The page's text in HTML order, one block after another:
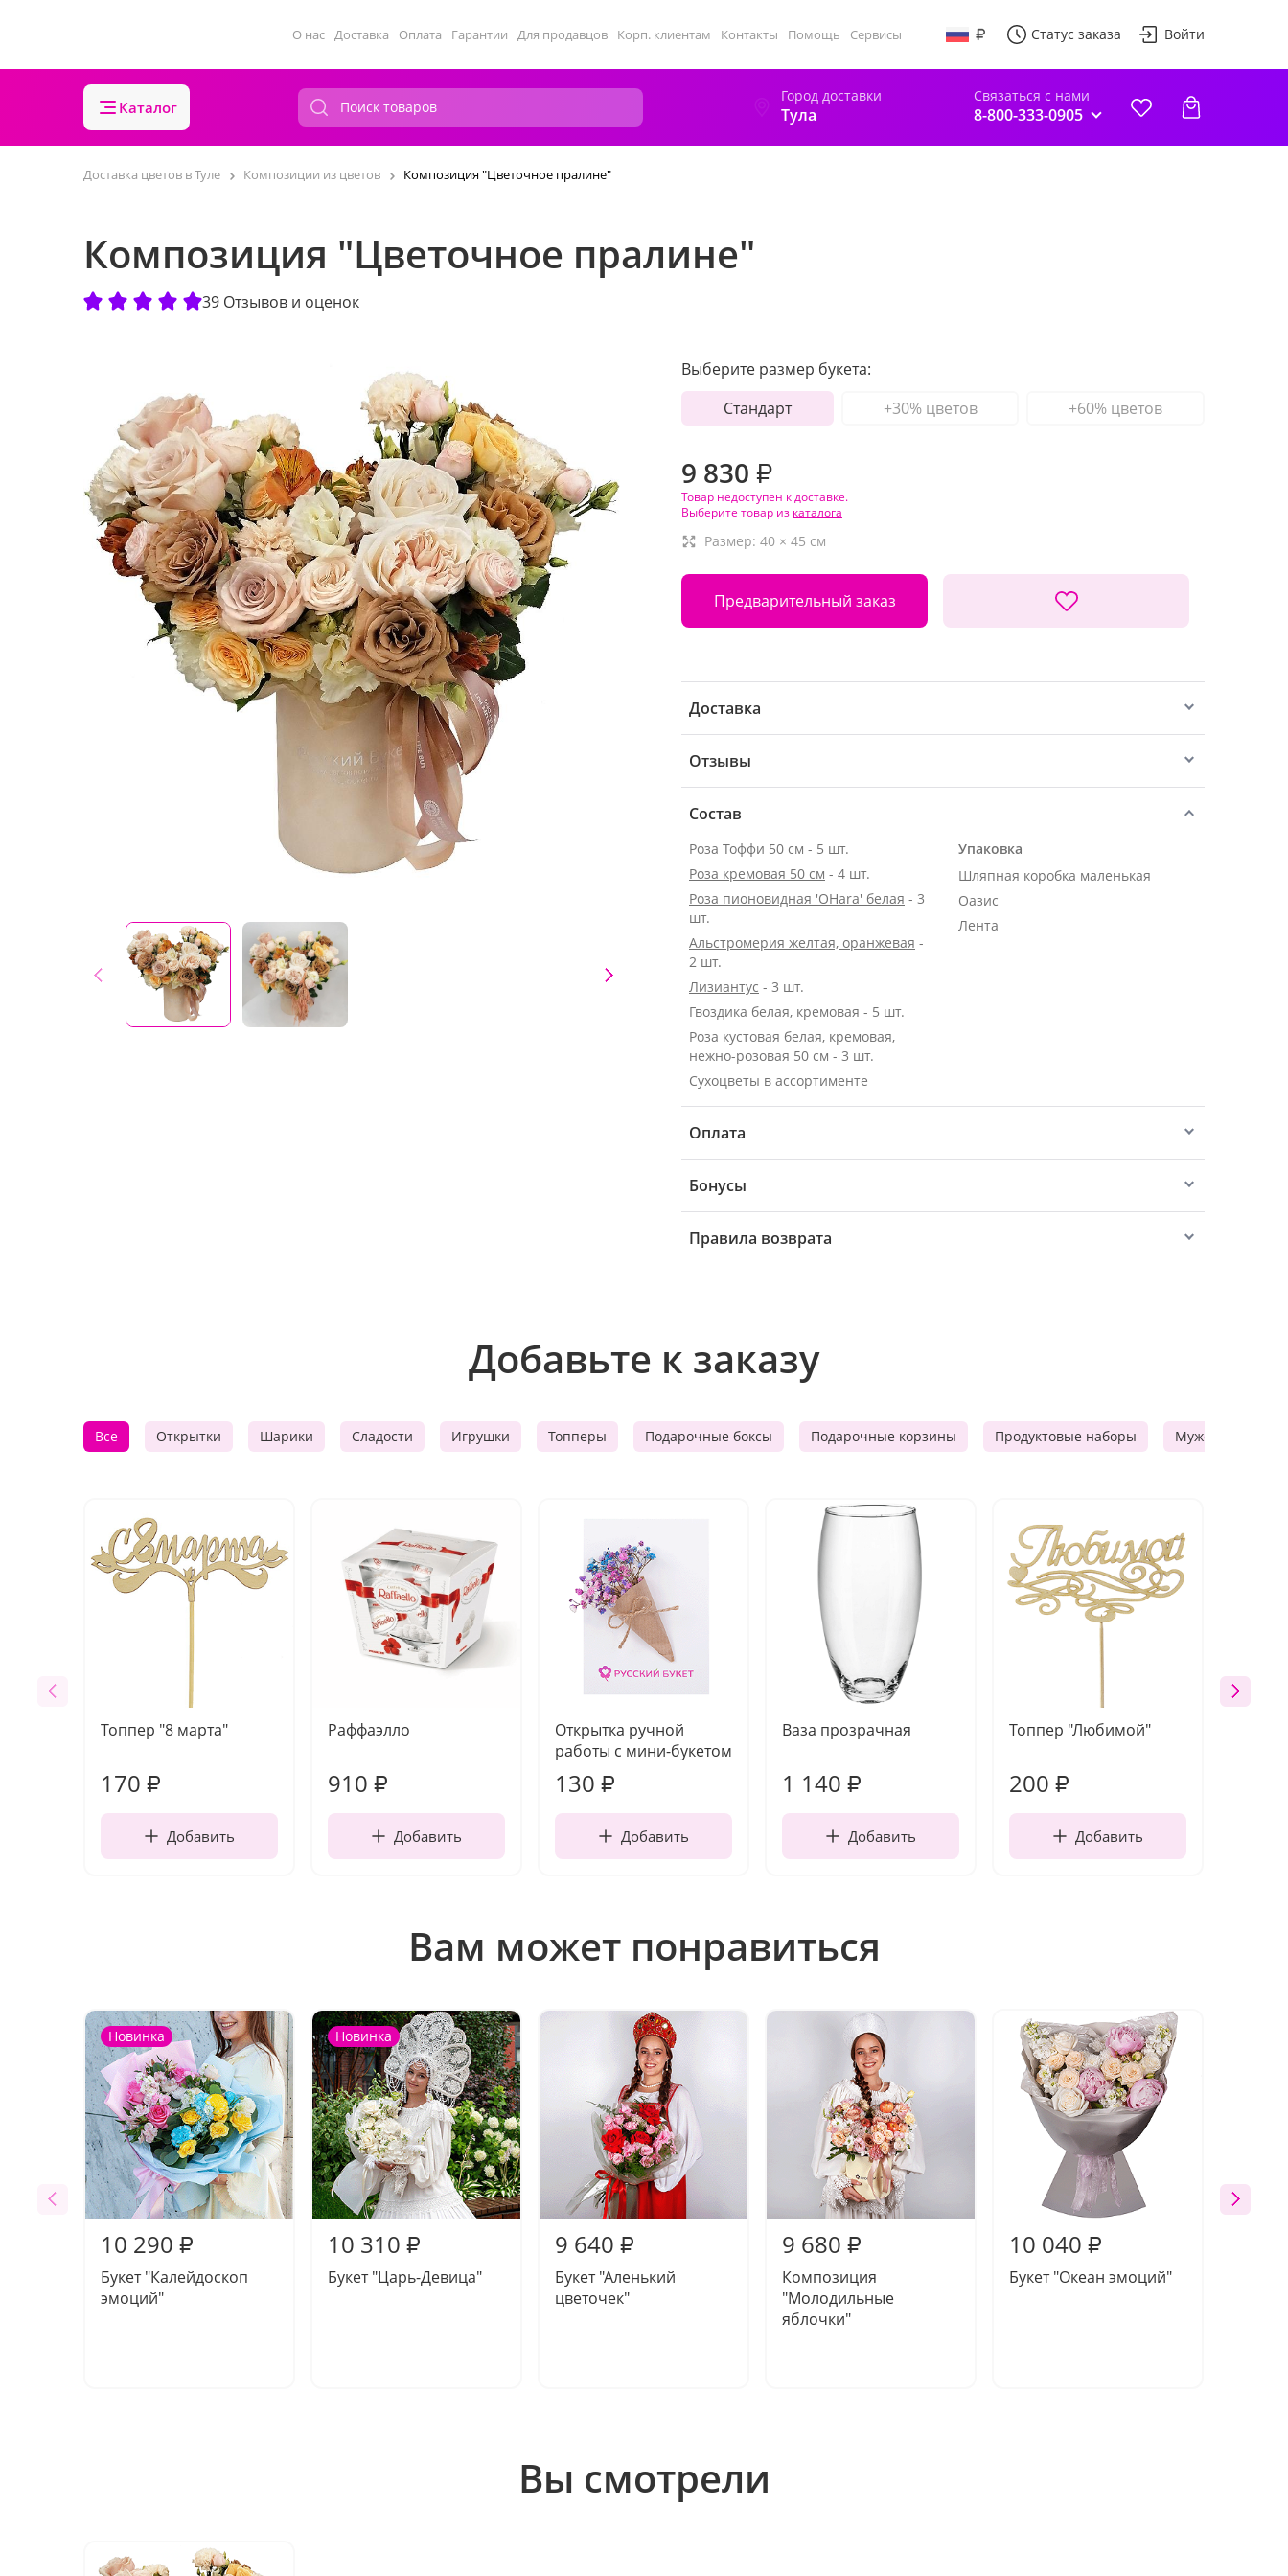
О нас Доставка Оплата Гарантии Для продавцов Корп. клиентам Контакты Помощь Сервисы Статус заказа Войти
Каталог
Город доставки
Тула
Связаться с нами
8-800-333-0905
Доставка цветов в Туле Композиции из цветов Композиция "Цветочное пралине"
Композиция "Цветочное пралине"
39 Отзывов и оценок
Выберите размер букета:
Стандарт
+30% цветов +60% цветов
9 830 ₽
Товар недоступен к доставке.
Выберите товар из каталога
Размер: 40 × 45 см
Предварительный заказ
Доставка
Отзывы
Состав
Роза Тоффи 50 см - 5 шт.
Роза кремовая 50 см - 4 шт.
Роза пионовидная 'OHara' белая - 3
шт.
Альстромерия желтая, оранжевая -
2 шт.
Лизиантус - 3 шт.
Гвоздика белая, кремовая - 5 шт.
Роза кустовая белая, кремовая,
нежно-розовая 50 см - 3 шт.
Сухоцветы в ассортименте
Упаковка
Шляпная коробка маленькая
Оазис
Лента
Оплата
Бонусы
Правила возврата
Добавьте к заказу
Все Открытки Шарики Сладости Игрушки Топперы Подарочные боксы Подарочные корзины Продуктовые наборы Мужские
Топпер "8 марта"
170 ₽
Добавить
Раффаэлло
910 ₽
Добавить
Открытка ручной
работы с мини-букетом
130 ₽
Добавить
Ваза прозрачная
1 140 ₽
Добавить
Топпер "Любимой"
200 ₽
Добавить
Вам может понравиться
Новинка
10 290 ₽
Букет "Калейдоскоп
эмоций"
Новинка
10 310 ₽
Букет "Царь-Девица"
9 640 ₽
Букет "Аленький
цветочек"
9 680 ₽
Композиция
"Молодильные
яблочки"
10 040 ₽
Букет "Океан эмоций"
Вы смотрели